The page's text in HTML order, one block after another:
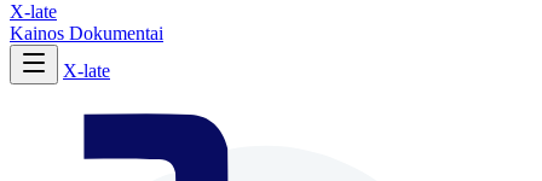
X-late
Kainos Dokumentai
X-late